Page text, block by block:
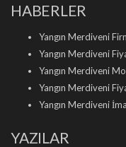
HABERLER
Yangın Merdiveni
Yangın Merdiveni
Yangın Merdiveni
Yangın Merdiveni
Yangın Merdiveni
YAZILAR